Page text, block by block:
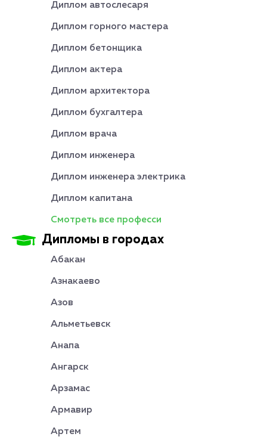
Диплом автослесаря
Диплом горного мастера
Диплом бетонщика
Диплом актера
Диплом архитектора
Диплом бухгалтера
Диплом врача
Диплом инженера
Диплом инженера электрика
Диплом капитана
Смотреть все професси
Дипломы в городах
Абакан
Азнакаево
Азов
Альметьевск
Анапа
Ангарск
Арзамас
Армавир
Артем